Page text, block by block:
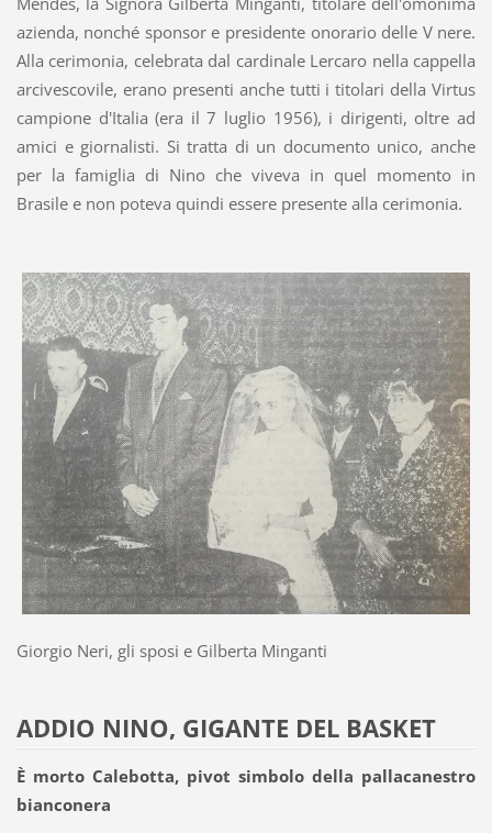
azienda, nonché sponsor e presidente onorario delle V nere.
Alla cerimonia, celebrata dal cardinale Lercaro nella cappella
arcivescovile, erano presenti anche tutti i titolari della Virtus
campione d'Italia (era il 7 luglio 1956), i dirigenti, oltre ad
amici e giornalisti. Si tratta di un documento unico, anche
per la famiglia di Nino che viveva in quel momento in
Brasile e non poteva quindi essere presente alla cerimonia.
Giorgio Neri, gli sposi e Gilberta Minganti
ADDIO NINO, GIGANTE DEL BASKET
È morto Calebotta, pivot simbolo della pallacanestro
bianconera